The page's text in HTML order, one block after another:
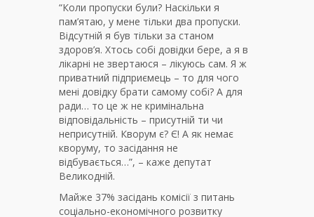
“Коли пропуски були? Наскільки я
пам’ятаю, у мене тільки два пропуски.
Відсутній я був тільки за станом
здоров’я. Хтось собі довідки бере, а я в
лікарні не звертаюся – лікуюсь сам. Я ж
приватний підприємець – то для чого
мені довідку брати самому собі? А для
ради… то це ж не кримінальна
відповідальність – присутній ти чи
неприсутній. Кворум є? Є! А як немає
кворуму, то засідання не
відбувається…”, – каже депутат
Великодній.
Майже 37% засідань комісії з питань
соціально-економічного розвитку